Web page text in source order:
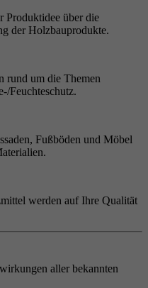
Produktidee über die
der Holzbauprodukte.
rund um die Themen
Feuchteschutz.
Fußböden und Möbel
werden auf Ihre Qualität
aller bekannten